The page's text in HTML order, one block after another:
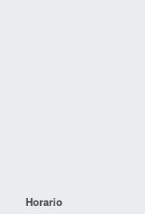
Horario